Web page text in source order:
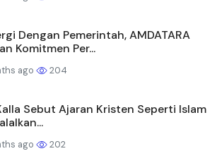
Dengan Pemerintah, AMDATARA
Komitmen Per...
ago 204
Sebut Ajaran Kristen Seperti Islam
ago 202